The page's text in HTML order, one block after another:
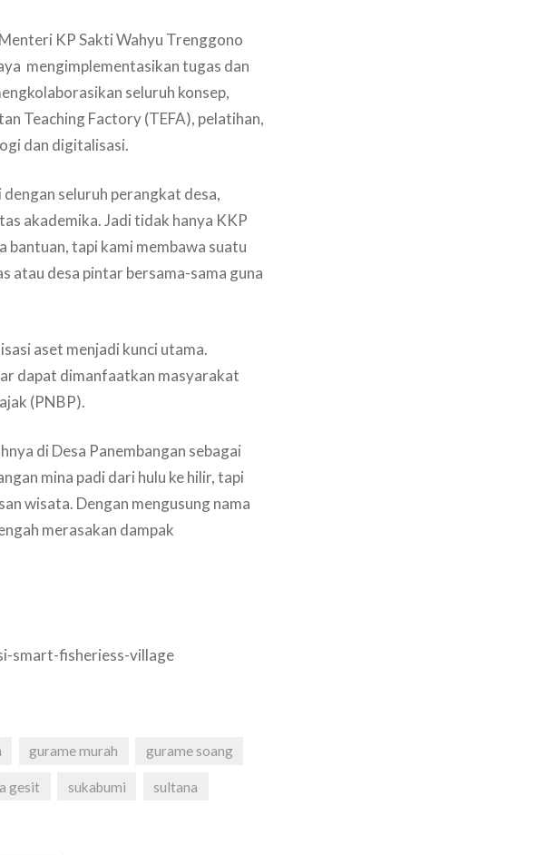
KP Sakti Wahyu Trenggono
mengimplementasikan tugas dan
seluruh konsep,
Teaching Factory (TEFA), pelatihan,
dan digitalisasi.
seluruh perangkat desa,
akademika. Jadi tidak hanya KKP
bantuan, tapi kami membawa suatu
atau desa pintar bersama-sama guna
aset menjadi kunci utama.
dapat dimanfaatkan masyarakat
(PNBP).
di Desa Panembangan sebagai
mina padi dari hulu ke hilir, tapi
wisata. Dengan mengusung nama
merasakan dampak
smart-fisheriess-village
gurame murah gurame soang
gesit sukabumi sultana